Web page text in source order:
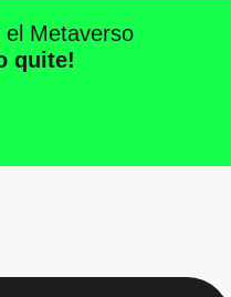
Metaverso
quite!